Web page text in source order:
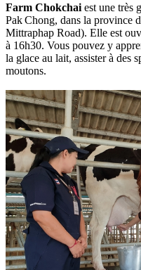
Farm Chokchai est une très
Pak Chong, dans la province
Mittraphap Road). Elle est
à 16h30. Vous pouvez y
la glace au lait, assister à des
moutons.